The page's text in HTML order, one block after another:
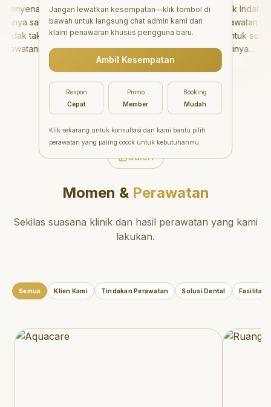
sangat baik
takut sama
tidak
setelahnya.
ke dokter
"Aesthetic Pondok Indah
menawarkan perawatan gigi
yang luar biasa untuk semua
orang. Dokter giginya
profesional, ramah, dan
meluangkan waktu untuk
mengedukasi pasien tentang
kesehatan gigi dan mulut
yang baik. Klinik ini terletak di
daerah yang strategis,
sehingga nyaman untuk
direkomendasikan untuk
dan berkualitas!
Galeri
Momen &Perawatan
Sekilas suasana klinik dan hasil perawatan yang kami
lakukan.
Semua Klien Kami Tindakan Perawatan Solusi Dental Fasilitas
Jangan lewatkan kesempatan—klik tombol di
bawah untuk langsung chat admin kami dan
klaim penawaran khusus pengguna baru.
Ambil Kesempatan
Respon
Cepat
Promo
Member
Booking
Mudah
Klik sekarang untuk konsultasi dan kami bantu pilih
perawatan yang paling cocok untuk kebutuhanmu.